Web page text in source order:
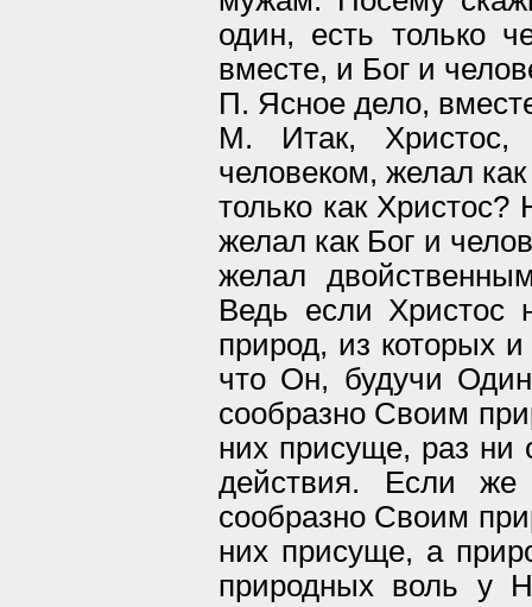
один, есть только
вместе, и Бог и
П. Ясное дело,
М. Итак, Христос,
человеком, желал
только как
желал как Бог и
желал
Ведь если Христос
природ, из которых
что Он, будучи
сообразно Своим
них присуще, раз ни
действия. Если же
сообразно Своим
них присуще, а
природных воль у